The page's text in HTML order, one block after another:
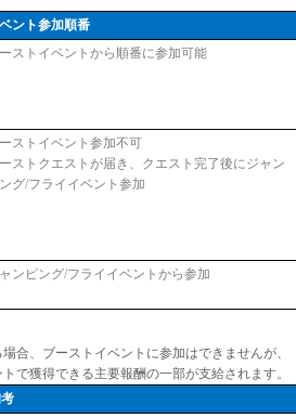
ント参加順番
ストイベントから順番に参加可能
ストイベント参加不可
ストクエストが届き、クエスト完了後にジャン
グ/フライイベント参加
ンピング/フライイベントから参加
合、ブーストイベントに参加はできませんが、
で獲得できる主要報酬の一部が支給されます。